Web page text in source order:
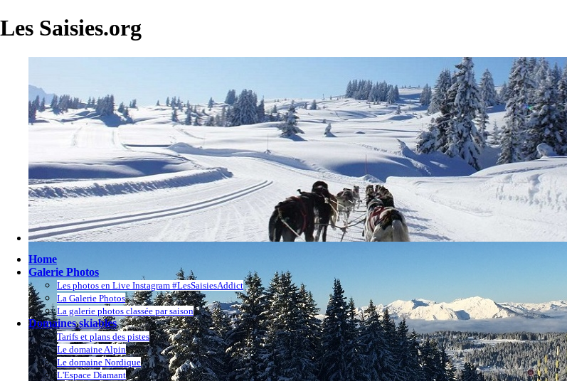
Les Saisies.org
Home
Galerie Photos
Les photos en Live Instagram #LesSaisiesAddict
La Galerie Photos
La galerie photos classée par saison
Domaines skiables
Tarifs et plans des pistes
Le domaine Alpin
Le domaine Nordique
L'Espace Diamant